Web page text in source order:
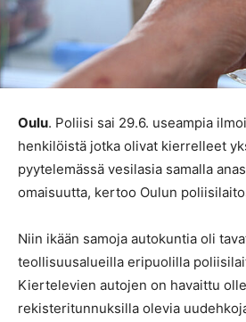
Oulu. Poliisi sai 29.6. useampia
henkilöistä jotka olivat kierrelleet
pyytelemässä vesilasia samalla
omaisuutta, kertoo Oulun
Niin ikään samoja autokuntia oli
teollisuusalueilla eripuolilla
Kiertelevien autojen on havaittu
rekisteritunnuksilla olevia